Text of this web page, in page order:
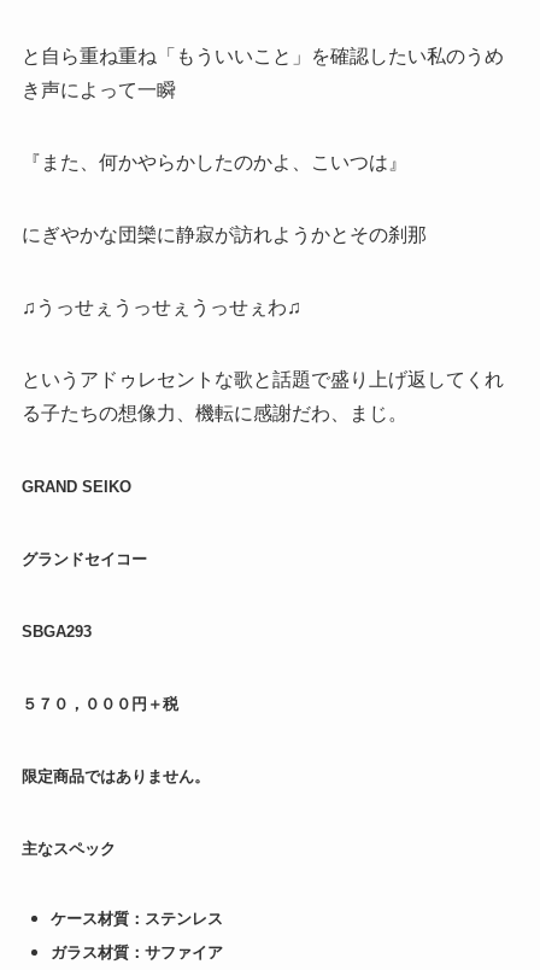
と自ら重ね重ね「もういいこと」を確認したい私のうめ
き声によって一瞬
『また、何かやらかしたのかよ、こいつは』
にぎやかな団欒に静寂が訪れようかとその刹那
♫うっせぇうっせぇうっせぇわ♫
というアドゥレセントな歌と話題で盛り上げ返してくれ
る子たちの想像力、機転に感謝だわ、まじ。
GRAND SEIKO
グランドセイコー
SBGA293
５７０，０００円＋税
限定商品ではありません。
主なスペック
ケース材質：ステンレス
ガラス材質：サファイア